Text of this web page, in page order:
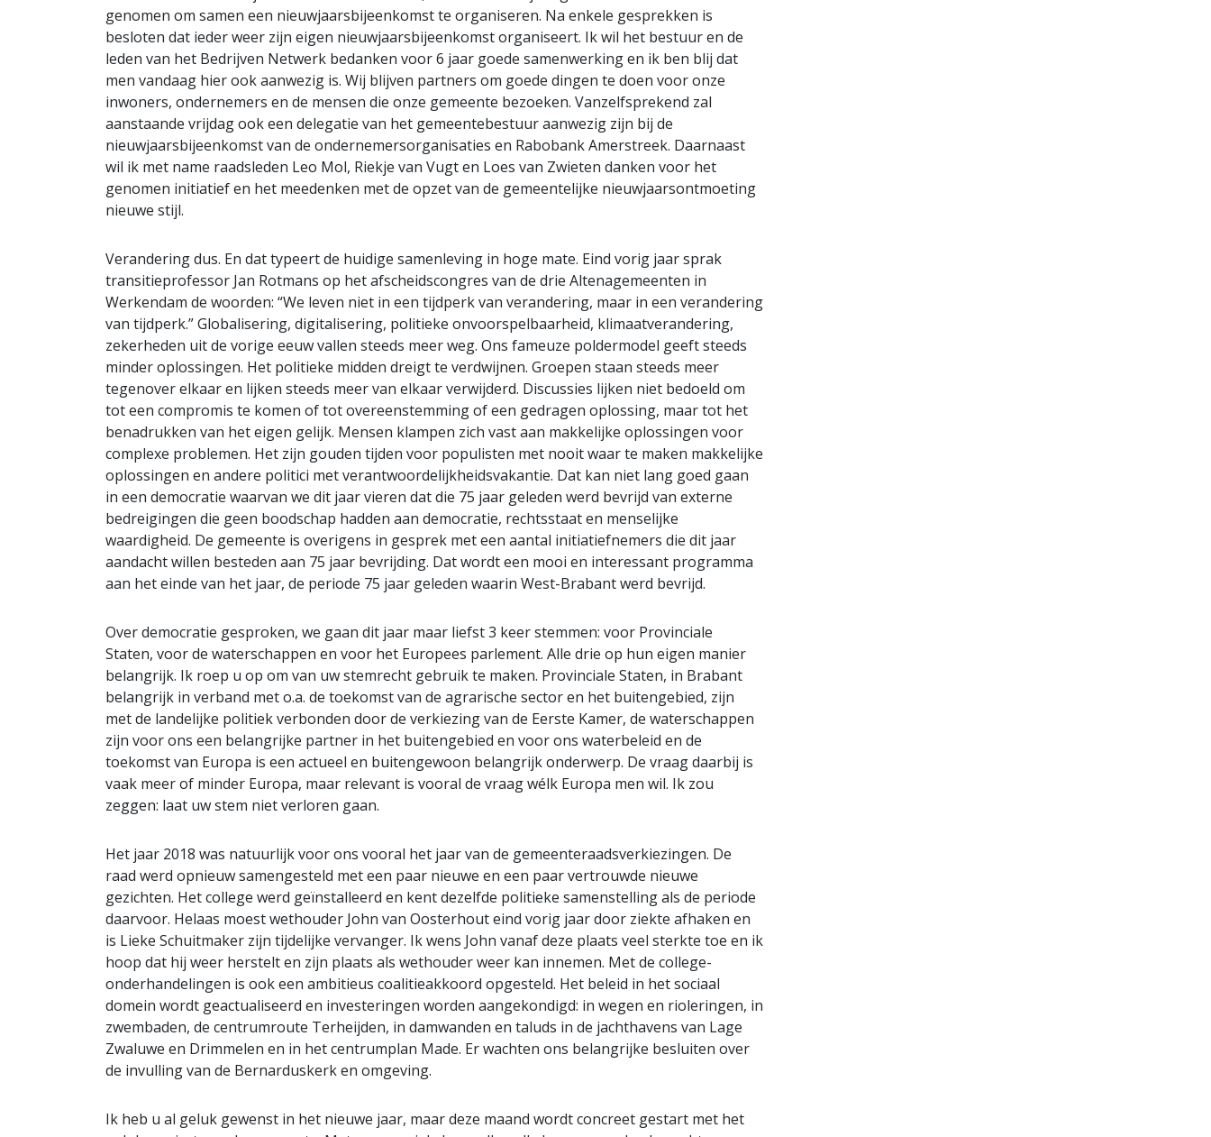
genomen om samen een nieuwjaarsbijeenkomst te organiseren. Na enkele gesprekken is
besloten dat ieder weer zijn eigen nieuwjaarsbijeenkomst organiseert. Ik wil het bestuur en de
leden van het Bedrijven Netwerk bedanken voor 6 jaar goede samenwerking en ik ben blij dat
men vandaag hier ook aanwezig is. Wij blijven partners om goede dingen te doen voor onze
inwoners, ondernemers en de mensen die onze gemeente bezoeken. Vanzelfsprekend zal
aanstaande vrijdag ook een delegatie van het gemeentebestuur aanwezig zijn bij de
nieuwjaarsbijeenkomst van de ondernemersorganisaties en Rabobank Amerstreek. Daarnaast
wil ik met name raadsleden Leo Mol, Riekje van Vugt en Loes van Zwieten danken voor het
genomen initiatief en het meedenken met de opzet van de gemeentelijke nieuwjaarsontmoeting
nieuwe stijl.
Verandering dus. En dat typeert de huidige samenleving in hoge mate. Eind vorig jaar sprak
transitieprofessor Jan Rotmans op het afscheidscongres van de drie Altenagemeenten in
Werkendam de woorden: “We leven niet in een tijdperk van verandering, maar in een verandering
van tijdperk.” Globalisering, digitalisering, politieke onvoorspelbaarheid, klimaatverandering,
zekerheden uit de vorige eeuw vallen steeds meer weg. Ons fameuze poldermodel geeft steeds
minder oplossingen. Het politieke midden dreigt te verdwijnen. Groepen staan steeds meer
tegenover elkaar en lijken steeds meer van elkaar verwijderd. Discussies lijken niet bedoeld om
tot een compromis te komen of tot overeenstemming of een gedragen oplossing, maar tot het
benadrukken van het eigen gelijk. Mensen klampen zich vast aan makkelijke oplossingen voor
complexe problemen. Het zijn gouden tijden voor populisten met nooit waar te maken makkelijke
oplossingen en andere politici met verantwoordelijkheidsvakantie. Dat kan niet lang goed gaan
in een democratie waarvan we dit jaar vieren dat die 75 jaar geleden werd bevrijd van externe
bedreigingen die geen boodschap hadden aan democratie, rechtsstaat en menselijke
waardigheid. De gemeente is overigens in gesprek met een aantal initiatiefnemers die dit jaar
aandacht willen besteden aan 75 jaar bevrijding. Dat wordt een mooi en interessant programma
aan het einde van het jaar, de periode 75 jaar geleden waarin West-Brabant werd bevrijd.
Over democratie gesproken, we gaan dit jaar maar liefst 3 keer stemmen: voor Provinciale
Staten, voor de waterschappen en voor het Europees parlement. Alle drie op hun eigen manier
belangrijk. Ik roep u op om van uw stemrecht gebruik te maken. Provinciale Staten, in Brabant
belangrijk in verband met o.a. de toekomst van de agrarische sector en het buitengebied, zijn
met de landelijke politiek verbonden door de verkiezing van de Eerste Kamer, de waterschappen
zijn voor ons een belangrijke partner in het buitengebied en voor ons waterbeleid en de
toekomst van Europa is een actueel en buitengewoon belangrijk onderwerp. De vraag daarbij is
vaak meer of minder Europa, maar relevant is vooral de vraag wélk Europa men wil. Ik zou
zeggen: laat uw stem niet verloren gaan.
Het jaar 2018 was natuurlijk voor ons vooral het jaar van de gemeenteraadsverkiezingen. De
raad werd opnieuw samengesteld met een paar nieuwe en een paar vertrouwde nieuwe
gezichten. Het college werd geïnstalleerd en kent dezelfde politieke samenstelling als de periode
daarvoor. Helaas moest wethouder John van Oosterhout eind vorig jaar door ziekte afhaken en
is Lieke Schuitmaker zijn tijdelijke vervanger. Ik wens John vanaf deze plaats veel sterkte toe en ik
hoop dat hij weer herstelt en zijn plaats als wethouder weer kan innemen. Met de college-
onderhandelingen is ook een ambitieus coalitieakkoord opgesteld. Het beleid in het sociaal
domein wordt geactualiseerd en investeringen worden aangekondigd: in wegen en rioleringen, in
zwembaden, de centrumroute Terheijden, in damwanden en taluds in de jachthavens van Lage
Zwaluwe en Drimmelen en in het centrumplan Made. Er wachten ons belangrijke besluiten over
de invulling van de Bernarduskerk en omgeving.
Ik heb u al geluk gewenst in het nieuwe jaar, maar deze maand wordt concreet gestart met het